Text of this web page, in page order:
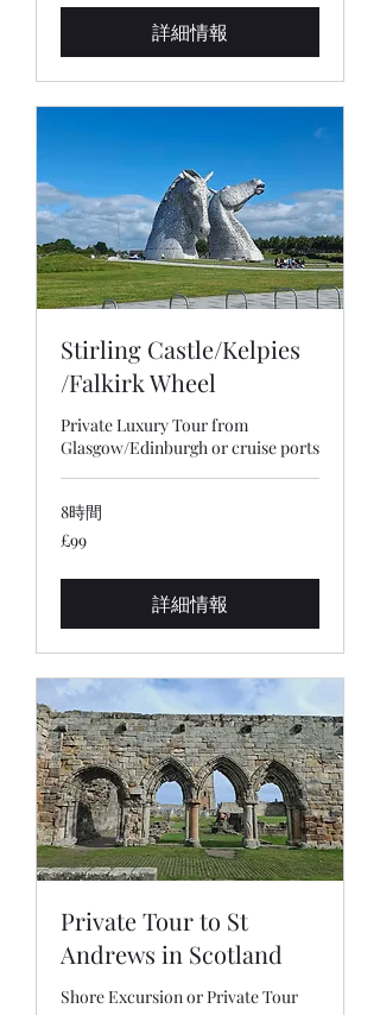
ポ
詳細情報
Stirling Castle/Kelpies
/Falkirk Wheel
Private Luxury Tour from
Glasgow/Edinburgh or cruise ports
8時間
99
英
ポ
£99
詳細情報
Private Tour to St
Andrews in Scotland
Shore Excursion or Private Tour